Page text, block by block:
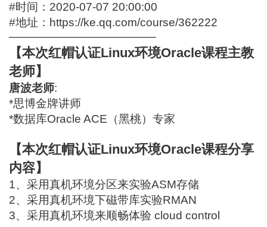
#时间：2020-07-07 20:00:00
#地址： https://ke.qq.com/course/362222
—————————————
【本次红帽认证Linux环境Oracle课程主教
老师】
唐波老师:
*思博金牌讲师
*数据库Oracle ACE（黑桃）专家
【本次红帽认证Linux环境Oracle课程分享
内容】
1、采用真机环境分区来实验ASM存储
2、采用真机环境下磁带库实验RMAN
3、采用真机环境来顺畅体验 cloud control